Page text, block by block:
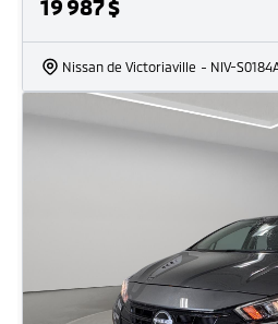
19 987$
Nissan de Victoriaville - NIV-